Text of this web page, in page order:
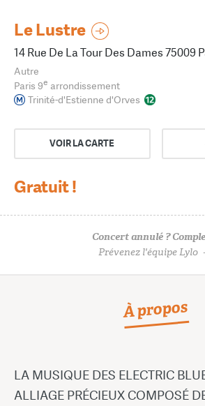
Le Lustre
14 Rue De La Tour Des Dames 75009
Autre
Paris 9e arrondissement
Trinité-d'Estienne d'Orves
VOIR LA CARTE
Gratuit !
Concert annulé ?
Prévenez l'équipe Lylo
À propos
LA MUSIQUE DES ELECTRIC
ALLIAGE PRÉCIEUX COMPOSÉ